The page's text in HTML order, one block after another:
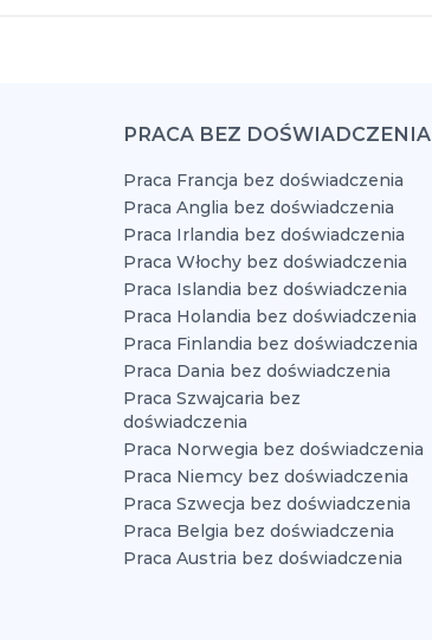
PRACA BEZ DOŚWIADCZENIA
Praca Francja bez doświadczenia
Praca Anglia bez doświadczenia
Praca Irlandia bez doświadczenia
Praca Włochy bez doświadczenia
Praca Islandia bez doświadczenia
Praca Holandia bez doświadczenia
Praca Finlandia bez doświadczenia
Praca Dania bez doświadczenia
Praca Szwajcaria bez
doświadczenia
Praca Norwegia bez doświadczenia
Praca Niemcy bez doświadczenia
Praca Szwecja bez doświadczenia
Praca Belgia bez doświadczenia
Praca Austria bez doświadczenia